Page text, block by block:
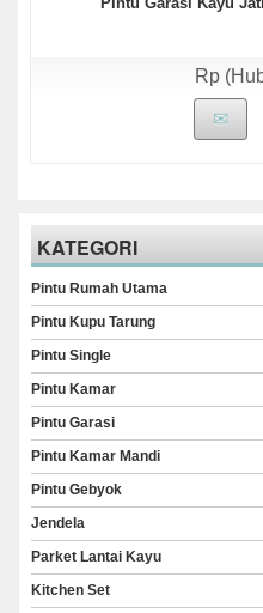
Rp
KATEGORI
Pintu Rumah Utama
Pintu Kupu Tarung
Pintu Single
Pintu Kamar
Pintu Garasi
Pintu Kamar Mandi
Pintu Gebyok
Jendela
Parket Lantai Kayu
Kitchen Set